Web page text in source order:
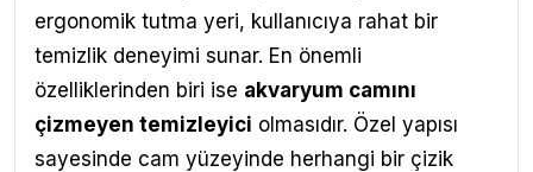
ergonomik tutma yeri, kullanıcıya rahat bir
temizlik deneyimi sunar. En önemli
özelliklerinden biri ise akvaryum camını
çizmeyen temizleyici olmasıdır. Özel yapısı
sayesinde cam yüzeyinde herhangi bir çizik